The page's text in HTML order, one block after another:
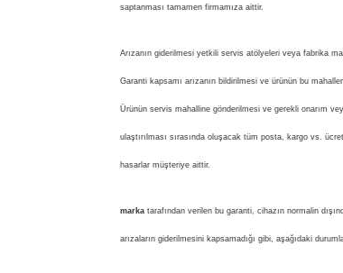
saptanması tamamen firmamıza aittir.
Arızanın giderilmesi yetkili servis atölyeleri veya fabrika
Garanti kapsamı arızanın bildirilmesi ve ürünün bu
Ürünün servis mahalline gönderilmesi ve gerekli onarım
ulaştırılması sırasında oluşacak tüm posta, kargo vs.
hasarlar müşteriye aittir.
marka tarafından verilen bu garanti, cihazın normalin
arızaların giderilmesini kapsamadığı gibi, aşağıdaki